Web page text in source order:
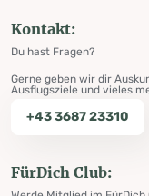
Kontakt:
Du hast Fragen?
Gerne geben wir dir
Ausflugsziele und vieles
+43 3687 23310
FürDich Club: